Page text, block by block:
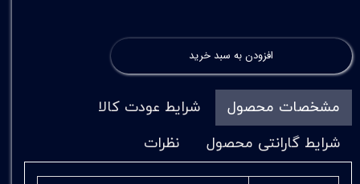
افزودن به سبد خرید
مشخصات محصول
شرایط عودت کالا
شرایط گارانتی محصول
نظرات